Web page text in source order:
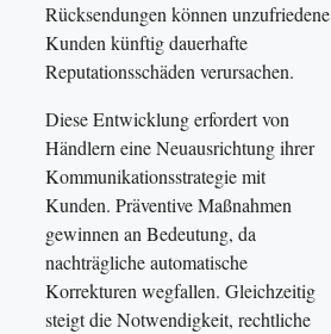
Rücksendungen können unzufriedene
Kunden künftig dauerhafte
Reputationsschäden verursachen.
Diese Entwicklung erfordert von
Händlern eine Neuausrichtung ihrer
Kommunikationsstrategie mit
Kunden. Präventive Maßnahmen
gewinnen an Bedeutung, da
nachträgliche automatische
Korrekturen wegfallen. Gleichzeitig
steigt die Notwendigkeit, rechtliche